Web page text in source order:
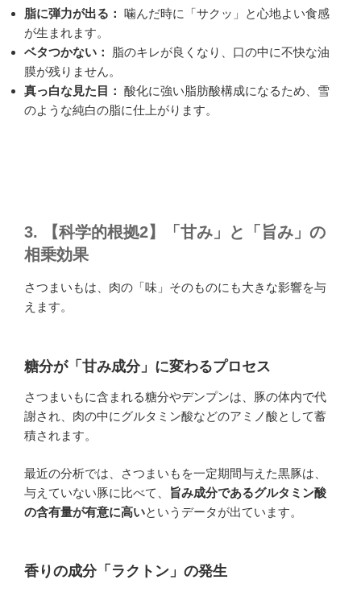
脂に弾力が出る： 噛んだ時に「サクッ」と心地よい食感
が生まれます。
ベタつかない：
脂のキレが良くなり、口の中に不快な油
膜が残りません。
真っ白な見た目： 酸化に強い脂肪酸構成になるため、雪
のような純白の脂に仕上がります。
3. 【科学的根拠2】「甘み」と「旨み」の
相乗効果
さつまいもは、肉の「味」そのものにも大きな影響を与
えます。
糖分が「甘み成分」に変わるプロセス
さつまいもに含まれる糖分やデンプンは、豚の体内で代
謝され、肉の中にグルタミン酸などのアミノ酸として蓄
積されます。
最近の分析では、さつまいもを一定期間与えた黒豚は、
与えていない豚に比べて、
旨み成分であるグルタミン酸
の含有量が有意に高いというデータが出ています。
香りの成分「ラクトン」の発生